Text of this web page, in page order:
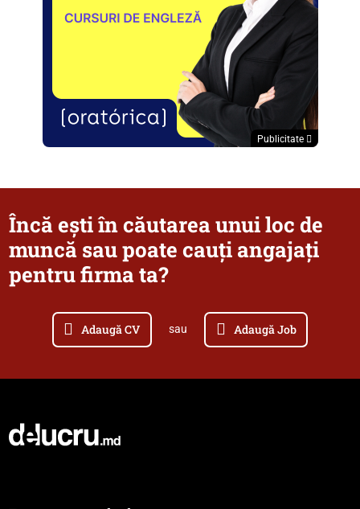
Publicitate
Încă ești în căutarea unui loc de
muncă sau poate cauți angajați
pentru firma ta?
Adaugă CV sau Adaugă Job